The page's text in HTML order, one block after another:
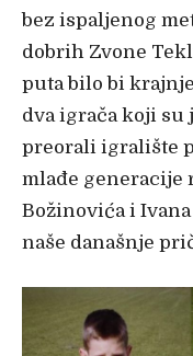
bez ispaljenog
dobrih Zvone
puta bilo bi
dva igrača koji
preorali igralište
mlađe generacije
Božinovića i
naše današnje